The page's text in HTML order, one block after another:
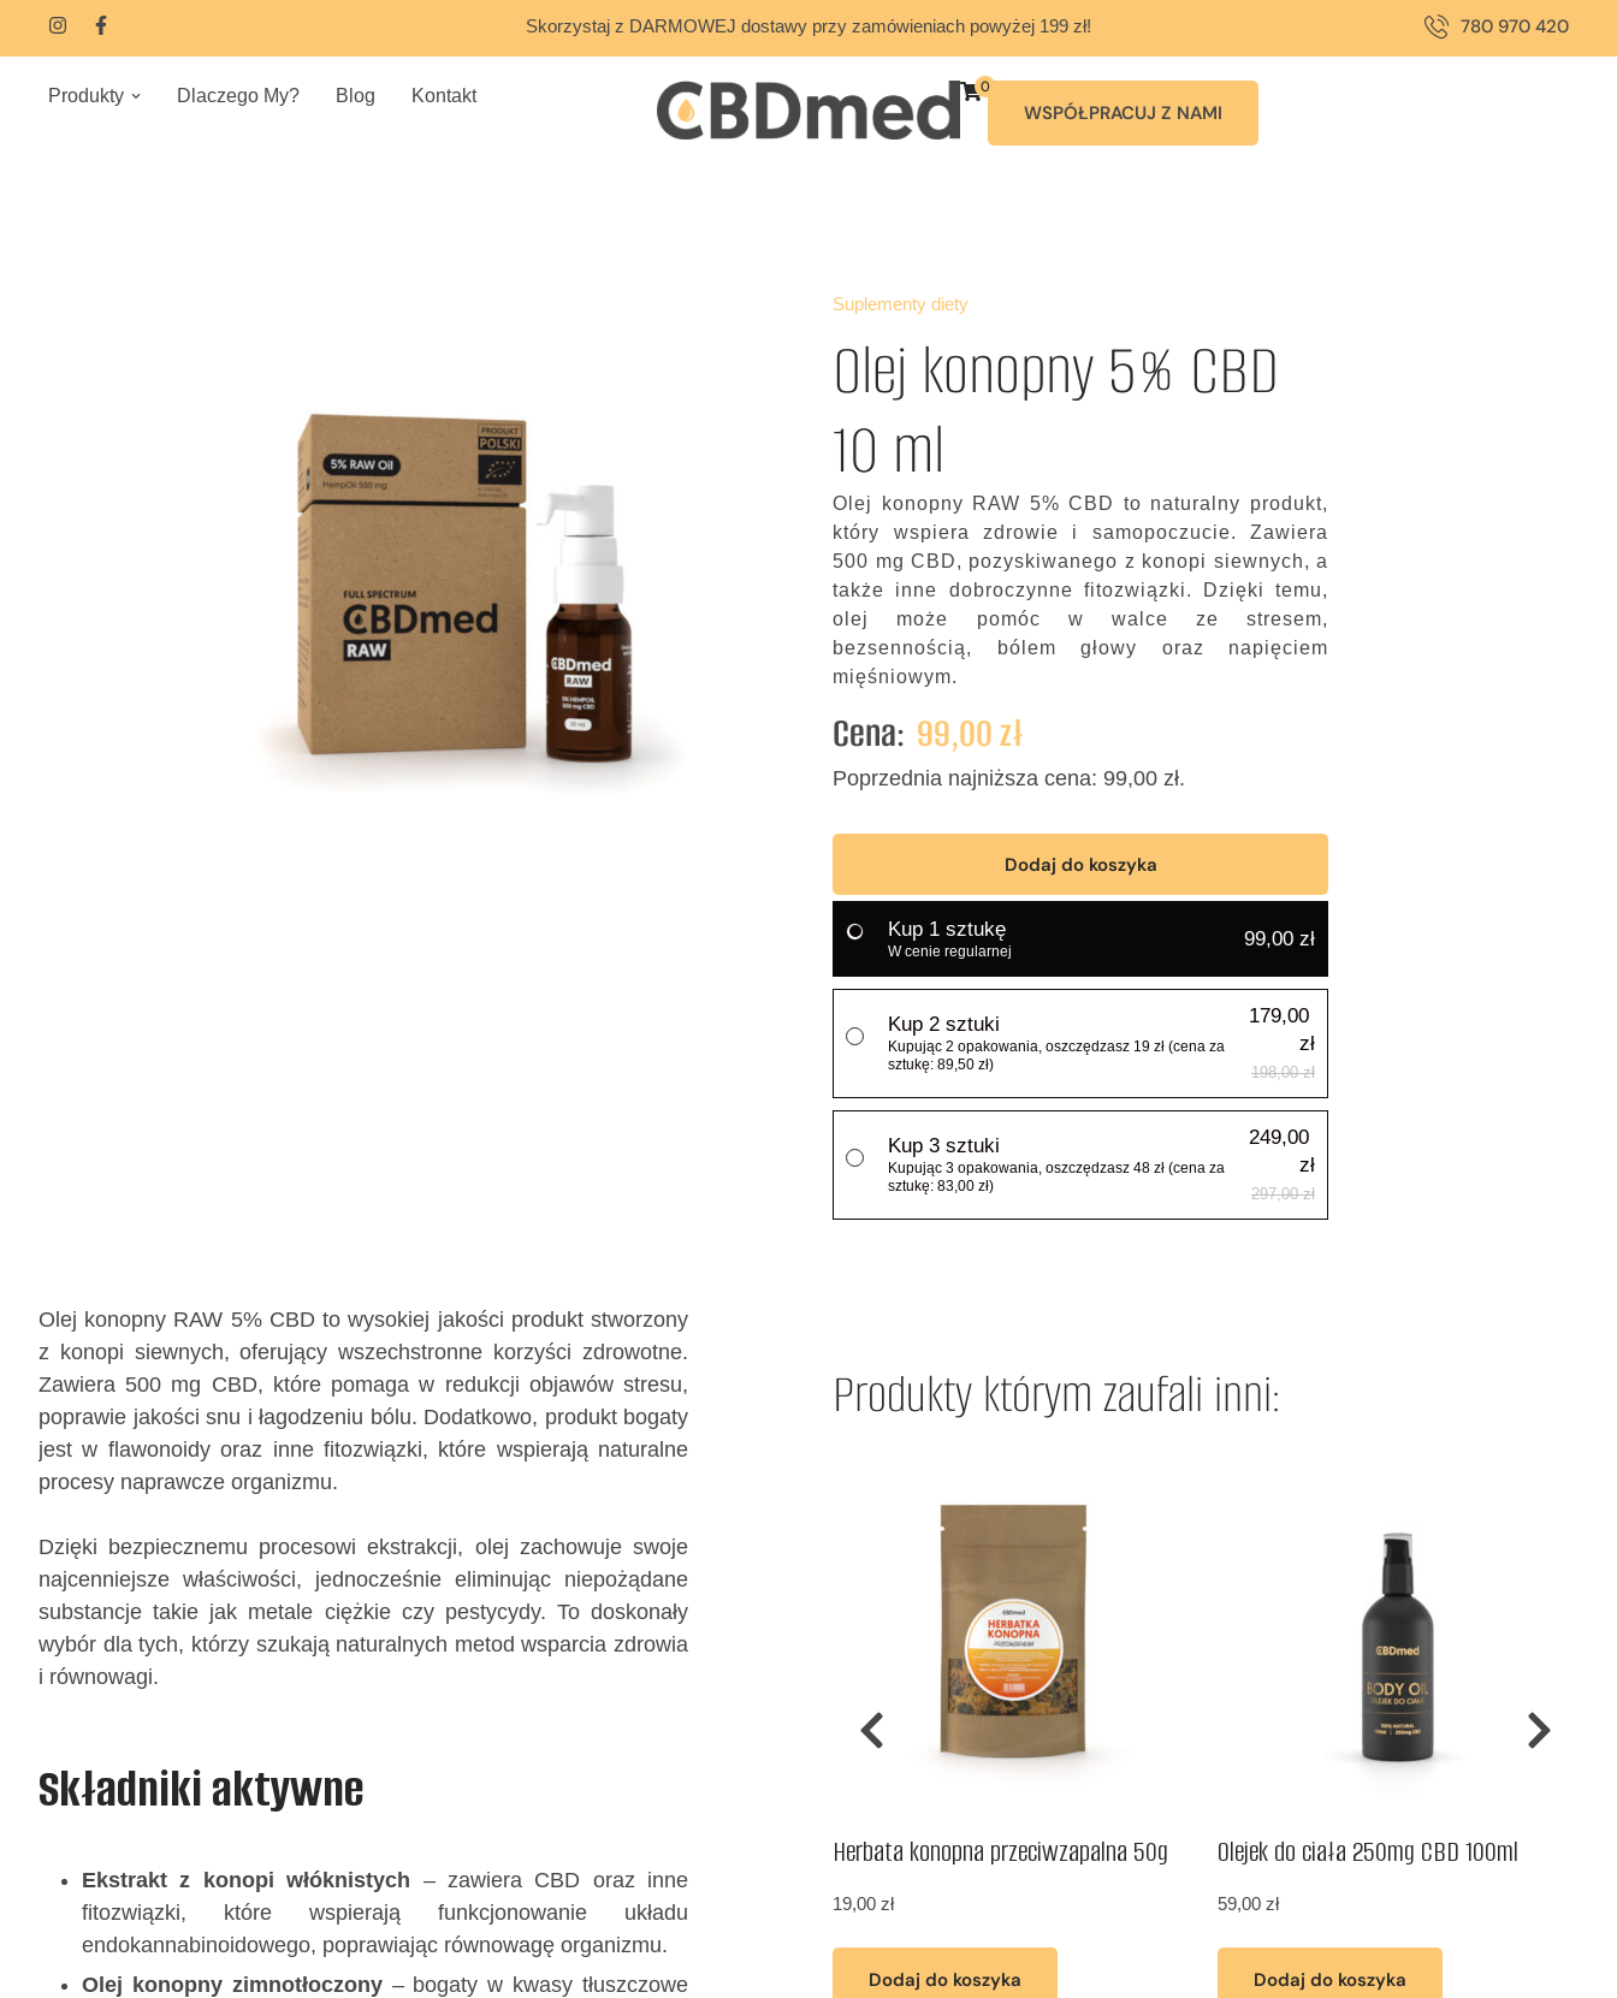
Skorzystaj z DARMOWEJ dostawy przy zamówieniach powyżej 199 zł! 780 970 420
Produkty Dlaczego My? Blog Kontakt 0
WSPÓŁPRACUJ Z NAMI
Suplementy diety
Olej konopny 5% CBD
10 ml
Olej konopny RAW 5% CBD to naturalny produkt,
który wspiera zdrowie i samopoczucie. Zawiera
500 mg CBD, pozyskiwanego z konopi siewnych, a
także inne dobroczynne fitozwiązki. Dzięki temu,
olej może pomóc w walce ze stresem,
bezsennością, bólem głowy oraz napięciem
mięśniowym.
Cena: 99,00zł
Poprzednia najniższa cena: 99,00zł.
Kup 1 sztukę
W cenie regularnej
99,00 zł
Kup 2 sztuki
Kupując 2 opakowania, oszczędzasz 19 zł (cena za
sztukę: 89,50 zł)
179,00
zł
198,00zł
Kup 3 sztuki
Kupując 3 opakowania, oszczędzasz 48 zł (cena za
sztukę: 83,00 zł)
249,00
zł
297,00zł
Dodaj do koszyka
Olej konopny RAW 5% CBD to wysokiej jakości produkt stworzony
z konopi siewnych, oferujący wszechstronne korzyści zdrowotne.
Zawiera 500 mg CBD, które pomaga w redukcji objawów stresu,
poprawie jakości snu i łagodzeniu bólu. Dodatkowo, produkt bogaty
jest w flawonoidy oraz inne fitozwiązki, które wspierają naturalne
procesy naprawcze organizmu.
Dzięki bezpiecznemu procesowi ekstrakcji, olej zachowuje swoje
najcenniejsze właściwości, jednocześnie eliminując niepożądane
substancje takie jak metale ciężkie czy pestycydy. To doskonały
wybór dla tych, którzy szukają naturalnych metod wsparcia zdrowia
i równowagi.
Składniki aktywne
Ekstrakt z konopi włóknistych – zawiera CBD oraz inne
fitozwiązki, które wspierają funkcjonowanie układu
endokannabinoidowego, poprawiając równowagę organizmu.
Olej konopny zimnotłoczony– bogaty w kwasy tłuszczowe
Produkty którym zaufali inni:
50szt
49,00zł
Herbata konopna przeciwzapalna 50g
19,00 zł
Dodaj do koszyka
Olejek do ciała 250mg CBD 100ml
59,00 zł
Dodaj do koszyka